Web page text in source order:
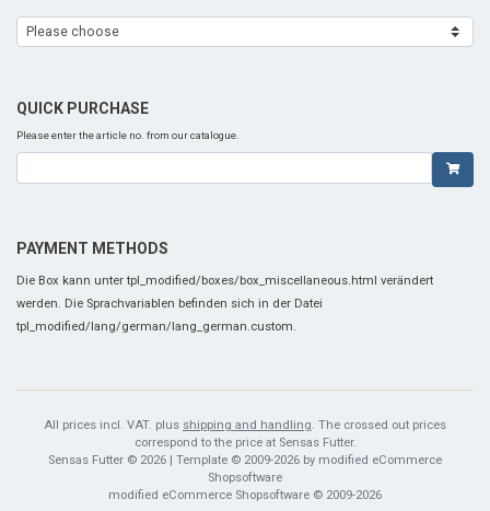
QUICK PURCHASE
Please enter the article no. from our catalogue.
PAYMENT METHODS
Die Box kann unter tpl_modified/boxes/box_miscellaneous.html verändert
werden. Die Sprachvariablen befinden sich in der Datei
tpl_modified/lang/german/lang_german.custom.
All prices incl. VAT. plus shipping and handling. The crossed out prices
correspond to the price at Sensas Futter.
Sensas Futter © 2026 | Template © 2009-2026 by modified eCommerce
Shopsoftware
mod ified eCommerce Shopsoftware © 2009-2026